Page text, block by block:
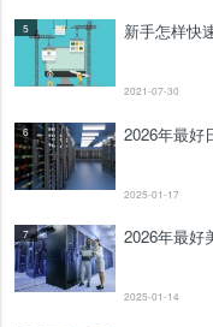
5 新手怎样快
2021-07-30
6 2026年最好
2025-01-17
7 2026年最好
2025-01-14